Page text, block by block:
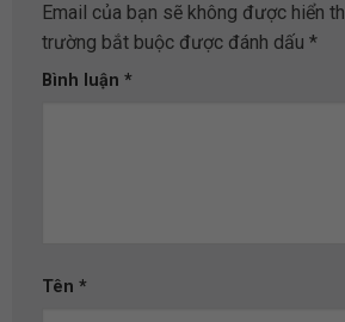
Email của bạn sẽ không được hiển
trường bắt buộc được đánh dấu *
Bình luận *
Tên *